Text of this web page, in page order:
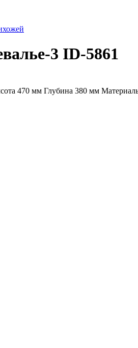
3 ID-5861
470 мм Глубина 380 мм